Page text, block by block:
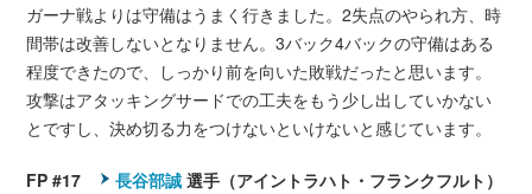
ガーナ戦よりは守備はうまく行きました。2失点のやられ方、時
間帯は改善しないとなりません。3バック4バックの守備はある
程度できたので、しっかり前を向いた敗戦だったと思います。
攻撃はアタッキングサードでの工夫をもう少し出していかない
とですし、決め切る力をつけないといけないと感じています。
FP #17 長谷部誠 選手（アイントラハト・フランクフルト）